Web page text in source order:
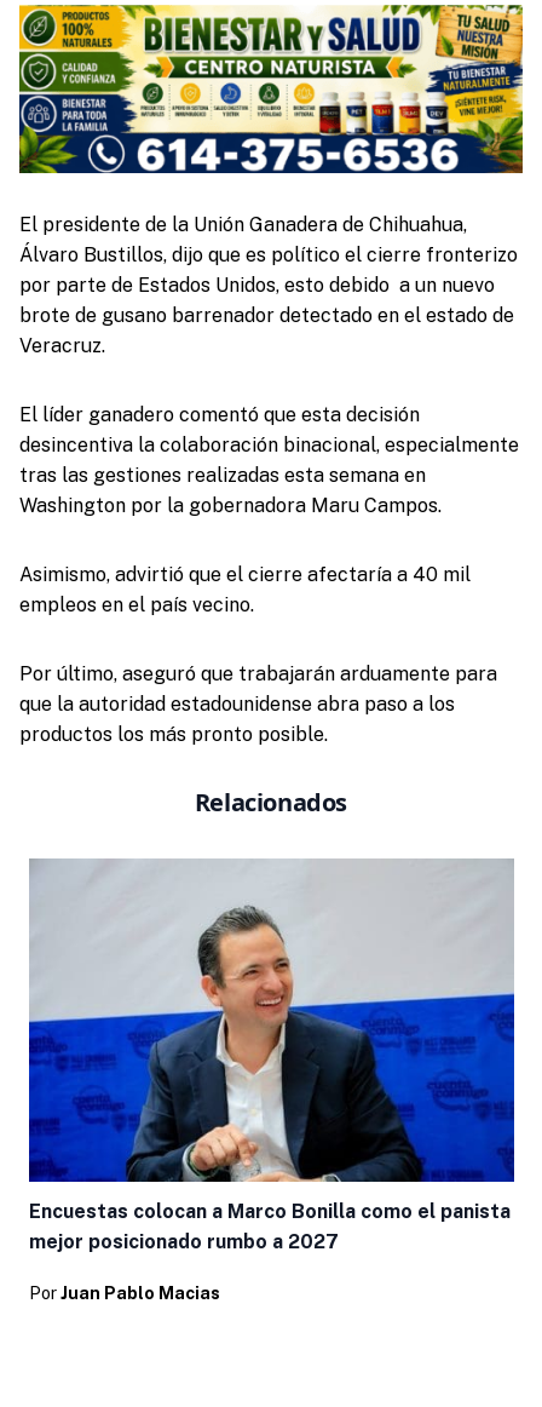
El presidente de la Unión Ganadera de Chihuahua,
Álvaro Bustillos, dijo que es político el cierre fronterizo
por parte de Estados Unidos, esto debido a un nuevo
brote de gusano barrenador detectado en el estado de
Veracruz.
El líder ganadero comentó que esta decisión
desincentiva la colaboración binacional, especialmente
tras las gestiones realizadas esta semana en
Washington por la gobernadora Maru Campos.
Asimismo, advirtió que el cierre afectaría a 40 mil
empleos en el país vecino.
Por último, aseguró que trabajarán arduamente para
que la autoridad estadounidense abra paso a los
productos los más pronto posible.
Relacionados
Encuestas colocan a Marco Bonilla como el panista
mejor posicionado rumbo a 2027
Por Juan Pablo Macias